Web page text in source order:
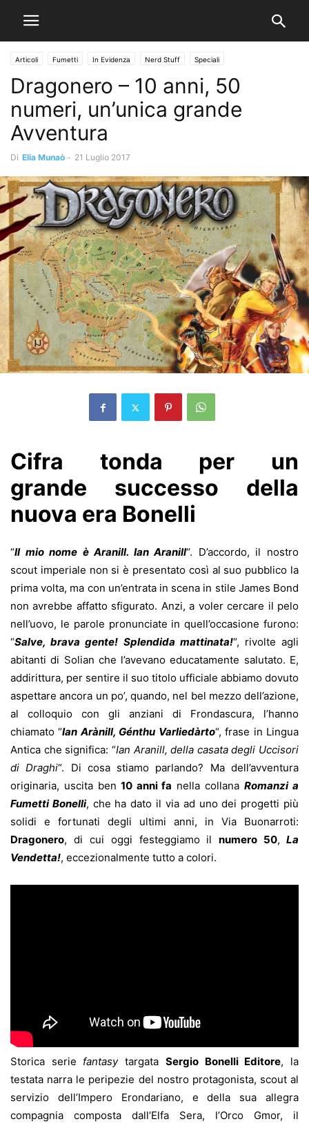
Articoli Fumetti In Evidenza Nerd Stuff Speciali
Dragonero – 10 anni, 50
numeri, un’unica grande
Avventura
Di Elia Munaò - 21 Luglio 2017
Cifra tonda per un
grande successo della
nuova era Bonelli
“Il mio nome è Aranill. Ian Aranill“. D’accordo, il nostro
scout imperiale non si è presentato così al suo pubblico la
prima volta, ma con un’entrata in scena in stile James Bond
non avrebbe affatto sfigurato. Anzi, a voler cercare il pelo
nell’uovo, le parole pronunciate in quell’occasione furono:
“Salve, brava gente! Splendida mattinata!“, rivolte agli
abitanti di Solian che l’avevano educatamente salutato. E,
addirittura, per sentire il suo titolo ufficiale abbiamo dovuto
aspettare ancora un po’, quando, nel bel mezzo dell’azione,
al colloquio con gli anziani di Frondascura, l’hanno
chiamato “Ian Arànill, Génthu Varliedàrto“, frase in Lingua
Antica che significa: “Ian Aranill, della casata degli Uccisori
di Draghi“. Di cosa stiamo parlando? Ma dell’avventura
originaria, uscita ben 10 anni fa nella collanaRomanzi a
Fumetti Bonelli, che ha dato il via ad uno dei progetti più
solidi e fortunati degli ultimi anni, in Via Buonarroti:
Dragonero, di cui oggi festeggiamo ilnumero 50, La
Vendetta!, eccezionalmente tutto a colori.
Storica serie fantasytargata Sergio Bonelli Editore, la
testata narra le peripezie del nostro protagonista, scout al
servizio dell’Impero Erondariano, e della sua allegra
compagnia composta dall’Elfa Sera, l’Orco Gmor, il